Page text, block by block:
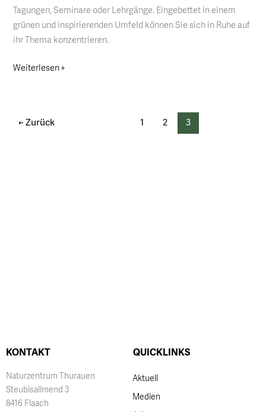
Tagungen, Seminare oder Lehrgänge. Eingebettet in einem
grünen und inspirierenden Umfeld können Sie sich in Ruhe auf
ihr Thema konzentrieren.
Weiterlesen »
←Zurück 1 2 3
KONTAKT
Naturzentrum Thurauen
Steubisallmend 3
8416 Flaach
QUICKLINKS
Aktuell
Medien